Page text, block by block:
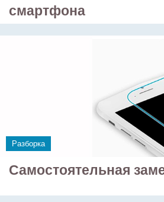
смартфона
Разборка
Самостоятельная